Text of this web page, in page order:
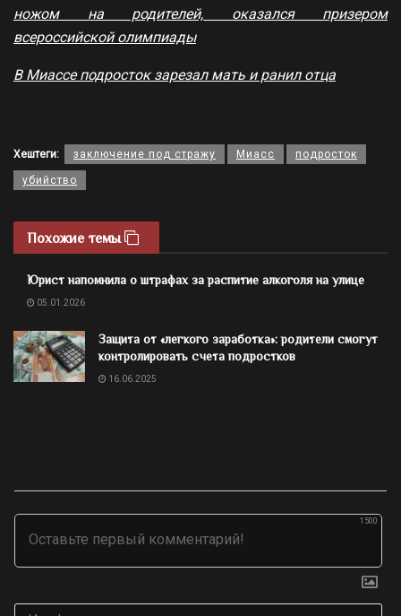
ножом на родителей, оказался призером
всероссийской олимпиады
В Миассе подросток зарезал мать и ранил отца
Хештеги: заключение под стражу Миасс подросток
убийство
Похожие темы
Юрист напомнила о штрафах за распитие алкоголя на улице
05.01.2026
Защита от «легкого заработка»: родители смогут
контролировать счета подростков
16.06.2025
1500